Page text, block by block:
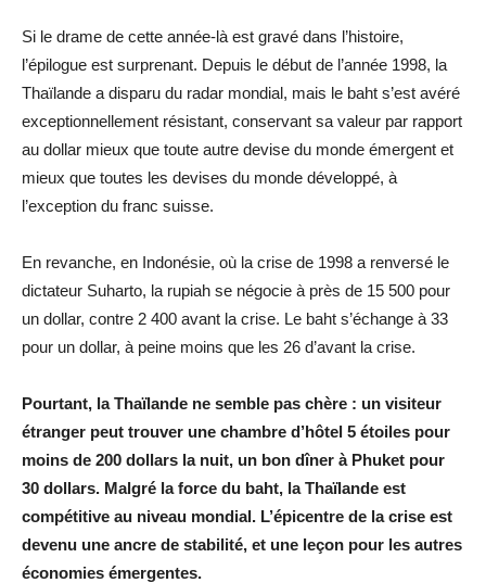
Si le drame de cette année-là est gravé dans l’histoire,
l’épilogue est surprenant. Depuis le début de l’année 1998, la
Thaïlande a disparu du radar mondial, mais le baht s’est avéré
exceptionnellement résistant, conservant sa valeur par rapport
au dollar mieux que toute autre devise du monde émergent et
mieux que toutes les devises du monde développé, à
l’exception du franc suisse.
En revanche, en Indonésie, où la crise de 1998 a renversé le
dictateur Suharto, la rupiah se négocie à près de 15 500 pour
un dollar, contre 2 400 avant la crise. Le baht s’échange à 33
pour un dollar, à peine moins que les 26 d’avant la crise.
Pourtant, la Thaïlande ne semble pas chère : un visiteur
étranger peut trouver une chambre d’hôtel 5 étoiles pour
moins de 200 dollars la nuit, un bon dîner à Phuket pour
30 dollars. Malgré la force du baht, la Thaïlande est
compétitive au niveau mondial. L’épicentre de la crise est
devenu une ancre de stabilité, et une leçon pour les autres
économies émergentes.